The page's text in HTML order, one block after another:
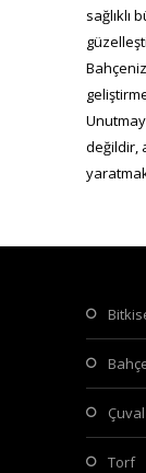
sağlıklı
değildir,
torf